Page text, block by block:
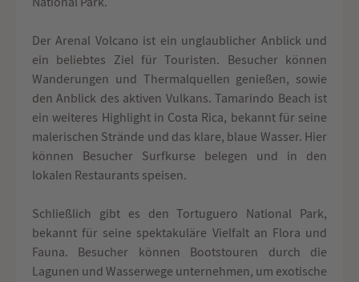
Der Arenal Volcano ist ein unglaublicher Anblick und
ein beliebtes Ziel für Touristen. Besucher können
Wanderungen und Thermalquellen genießen, sowie
den Anblick des aktiven Vulkans. Tamarindo Beach ist
ein weiteres Highlight in Costa Rica, bekannt für seine
malerischen Strände und das klare, blaue Wasser. Hier
können Besucher Surfkurse belegen und in den
lokalen Restaurants speisen.
Schließlich gibt es den Tortuguero National Park,
bekannt für seine spektakuläre Vielfalt an Flora und
Fauna. Besucher können Bootstouren durch die
Lagunen und Wasserwege unternehmen, um exotische